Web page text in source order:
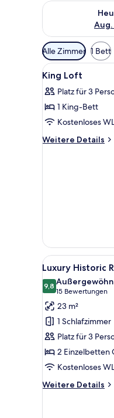
Aug.
Überprüfe die
Verfügbare
Filter
für
Zimmer
Alle Zimmer 1 Bett
Alle
Fotos
für
King
Loft
anzeigen
4
King Loft
Platz für 3
1 King-Bett
Kostenloses
Weitere Details
Weitere
Alle
Fotos
für
Luxury
Historic
Room
anzeigen
5
Luxury Historic
9,89,8 von 10
15 Bewertungen
(15
Bewertungen)
23 m²
1 Schlafzimmer
Platz für 3
2 Einzelbetten
Kostenloses
Weitere Details
Weitere